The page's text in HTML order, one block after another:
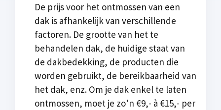
De prijs voor het ontmossen van een
dak is afhankelijk van verschillende
factoren. De grootte van het te
behandelen dak, de huidige staat van
de dakbedekking, de producten die
worden gebruikt, de bereikbaarheid van
het dak, enz. Om je dak enkel te laten
ontmossen, moet je zo’n €9,- à €15,- per